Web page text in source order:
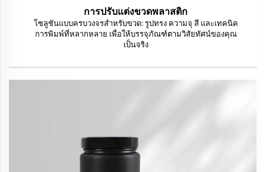
การปรับแต่งขวดพลาสติก
โซลูชันแบบครบวงจรสำหรับขวด: รูปทรง ความจุ สี และเทคนิค
การพิมพ์ที่หลากหลาย เพื่อให้บรรจุภัณฑ์ตามวิสัยทัศน์ของคุณ
เป็นจริง